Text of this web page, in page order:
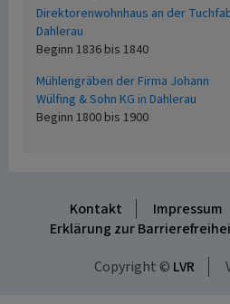
Direktorenwohnhaus an der
Dahlerau
Beginn 1836 bis 1840
Mühlengräben der Firma Johann
Wülfing & Sohn KG in Dahlerau
Beginn 1800 bis 1900
Kontakt Impressum
Erklärung zur
Copyright © LVR